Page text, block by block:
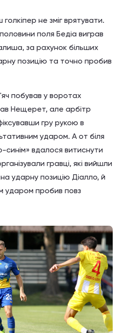
не зміг врятувати.
поля Бедіа виграв
за рахунок більших
позицію та точно пробив
побував у воротах
Нещерет, але арбітр
гру рукою в
ударом. А от біля
синім» вдалося витиснути
гравці, які вийшли
ударну позицію Діалло, й
ударом пробив повз